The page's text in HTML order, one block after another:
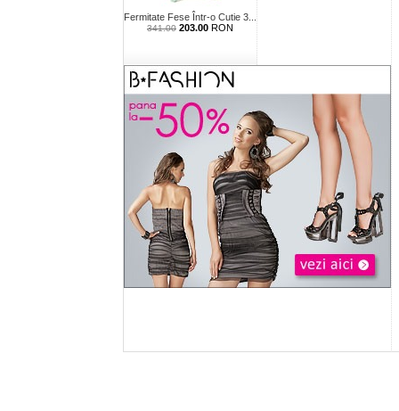
Fermitate Fese Într-o Cutie 3...
341.00 203.00 RON